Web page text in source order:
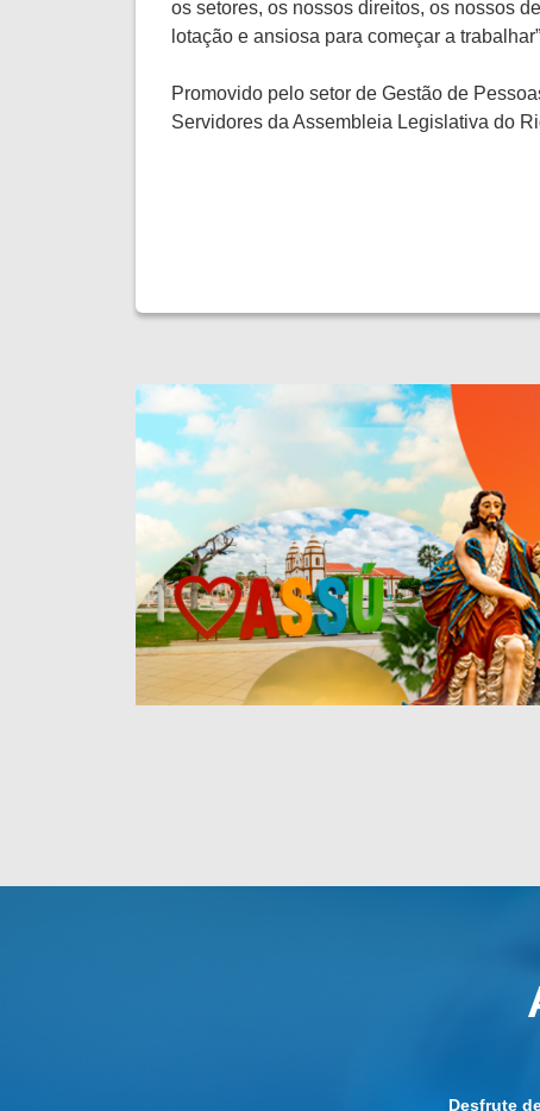
os setores, os nossos direitos, os nossos
lotação e ansiosa para começar a
Promovido pelo setor de Gestão de
Servidores da Assembleia Legislativa do
Desfrute